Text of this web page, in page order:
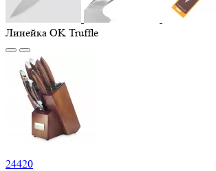
Линейка OK Truffle
24420